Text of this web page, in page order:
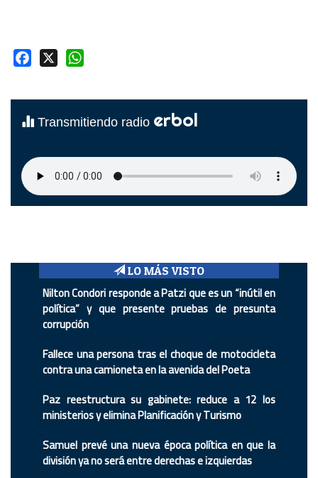
Facebook
Transmitiendo radio erbol
LO MÁS VISTO
Nilton Condori responde a Patzi que es un “inútil en
política” y que presente pruebas de presunta
corrupción
Fallece una persona tras el choque de motocicleta
contra una camioneta en la avenida del Poeta
Paz reestructura su gabinete: reduce a 12 los
ministerios y elimina Planificación y Turismo
Samuel prevé una nueva época política en que la
división ya no será entre derechas e izquierdas